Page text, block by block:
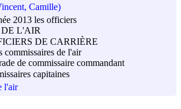
Camille)
2013 les officiers
L'AIR
DE CARRIÈRE
commissaires de l'air
de commissaire commandant
capitaines
l'air